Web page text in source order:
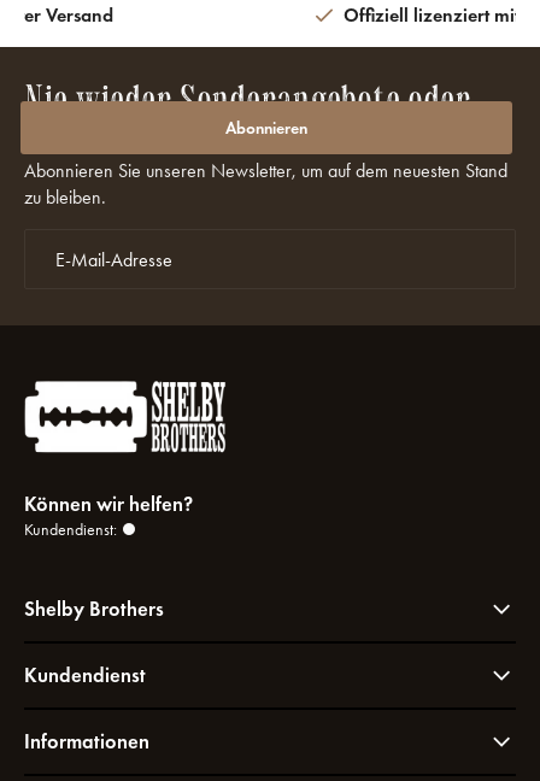
perfekt auf Maß geschneiderten Anzüge, die tadellosen Schuhe und
möchten, sind Sie bei Shelby Brothers goldrichtig. Wir sind das einzige
Unternehmen in den Niederlanden, das über die Lizenz für die offizielle
Peak-Blinders-Kleidung verfügt. Somit können Sie nirgendwo sonst
Kleidung finden, die dem Peaky-Blinders-Stil so sehr ähnelt. Wir bieten eine
umfassende und abwechslungsreiche Kollektion, bei der jeder etwas nach
Versand Offiziell lizenziert mit
Nie wieder Sonderangebote oder
Rabatte verpassen?
Abonnieren Sie unseren Newsletter, um auf dem neuesten Stand
zu bleiben.
Abonnieren
Können wir helfen?
Kundendienst:
Shelby Brothers
Kundendienst
Informationen